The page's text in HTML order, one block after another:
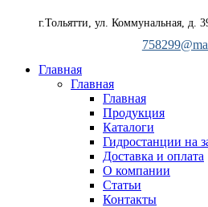
г.Тольятти, ул. Коммунальная, д.
Главная
Главная
Главная
Продукция
Каталоги
Гидростанции на
Доставка и оплата
О компании
Статьи
Контакты